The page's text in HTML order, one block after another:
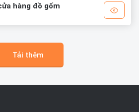
hàng đồ gốm
Tải thêm